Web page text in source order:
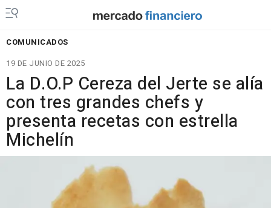
COMUNICADOS
19 DE JUNIO DE 2025
La D.O.P Cereza del Jerte se alía
con tres grandes chefs y
presenta recetas con estrella
Michelín